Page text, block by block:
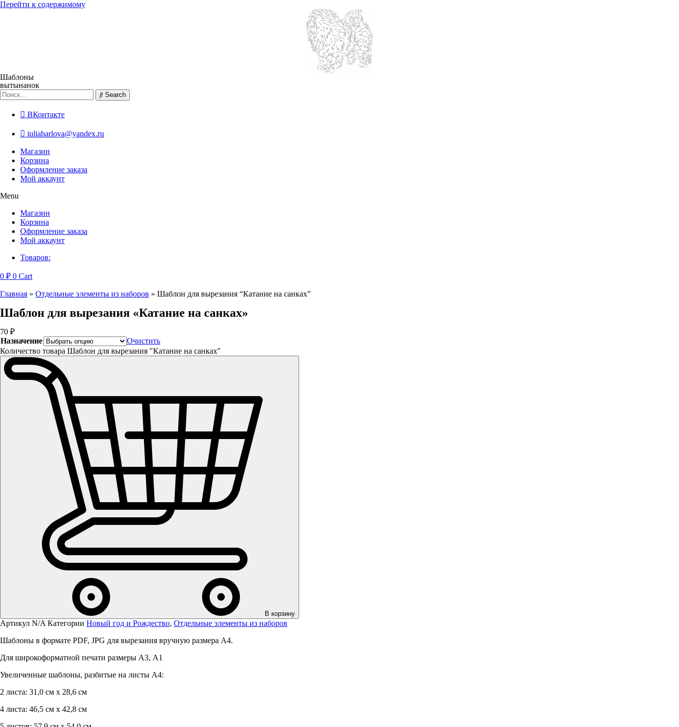
Перейти к содержимому
Шаблоны
вытынанок
Search
ВКонтакте
iuliaharlova@yandex.ru
Магазин
Корзина
Оформление заказа
Мой аккаунт
Menu
Магазин
Корзина
Оформление заказа
Мой аккаунт
Товаров:
0 ₽ 0 Cart
Главная » Отдельные элементы из наборов » Шаблон для вырезания “Катание на санках”
Шаблон для вырезания «Катание на санках»
70 ₽
Назначение
Очистить
Количество товара Шаблон для вырезания "Катание на санках"
В корзину
Артикул N/A Категории Новый год и Рождество, Отдельные элементы из наборов
Шаблоны в формате PDF, JPG для вырезания вручную размера А4.
Для широкоформатной печати размеры А3, А1
Увеличенные шаблоны, разбитые на листы А4:
2 листа: 31,0 см х 28,6 см
4 листа: 46,5 см х 42,8 см